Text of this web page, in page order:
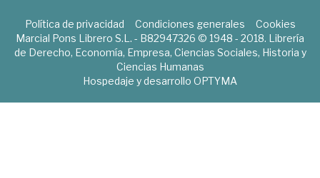
Política de privacidad Condiciones generales
Cookies
Marcial Pons Librero S.L. - B82947326 © 1948 - 2018. Librería
de Derecho, Economía, Empresa, Ciencias Sociales, Historia y
Ciencias Humanas
Hospedaje y desarrollo OPTYMA